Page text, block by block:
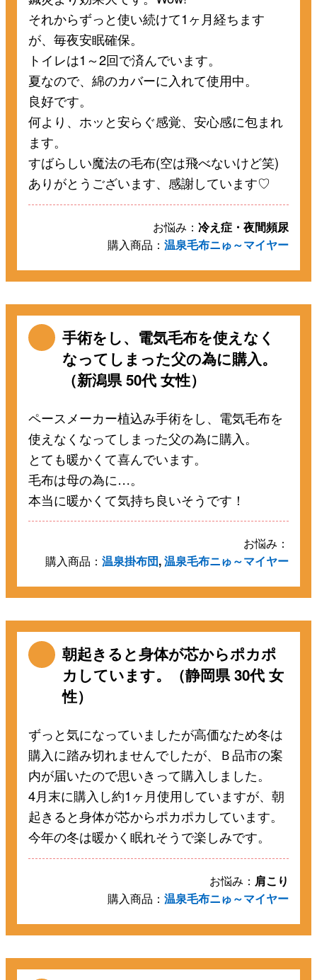
それからずっと使い続けて1ヶ月経ちます
が、毎夜安眠確保。
トイレは1～2回で済んでいます。
夏なので、綿のカバーに入れて使用中。
良好です。
何より、ホッと安らぐ感覚、安心感に包まれ
ます。
すばらしい魔法の毛布(空は飛べないけど笑)
ありがとうございます、感謝しています♡
お悩み： 冷え症・夜間頻尿
購入商品： 温泉毛布ニゅ～マイヤー
手術をし、電気毛布を使えなく
なってしまった父の為に購入。
（新潟県 50代 女性）
ペースメーカー植込み手術をし、電気毛布を
使えなくなってしまった父の為に購入。
とても暖かくて喜んでいます。
毛布は母の為に…。
本当に暖かくて気持ち良いそうです！
お悩み：
購入商品： 温泉掛布団,温泉毛布ニゅ～マイヤー
朝起きると身体が芯からポカポ
カしています。（静岡県 30代 女
性）
ずっと気になっていましたが高価なため冬は
購入に踏み切れませんでしたが、Ｂ品市の案
内が届いたので思いきって購入しました。
4月末に購入し約1ヶ月使用していますが、朝
起きると身体が芯からポカポカしています。
今年の冬は暖かく眠れそうで楽しみです。
お悩み： 肩こり
購入商品： 温泉毛布ニゅ～マイヤー